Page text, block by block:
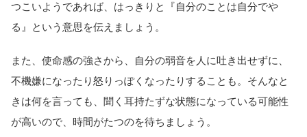
つこいようであれば、はっきりと『自分のことは自分でや
る』という意思を伝えましょう。
また、使命感の強さから、自分の弱音を人に吐き出せずに、
不機嫌になったり怒りっぽくなったりすることも。そんなと
きは何を言っても、聞く耳持たずな状態になっている可能性
が高いので、時間がたつのを待ちましょう。